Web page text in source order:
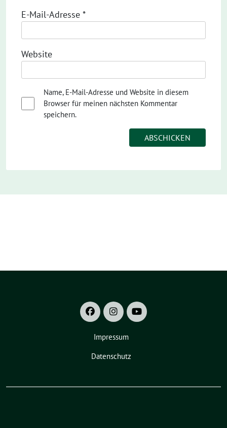
E-Mail-Adresse *
Website
Name, E-Mail-Adresse und Website in diesem
Browser für meinen nächsten Kommentar
speichern.
Impressum
Datenschutz